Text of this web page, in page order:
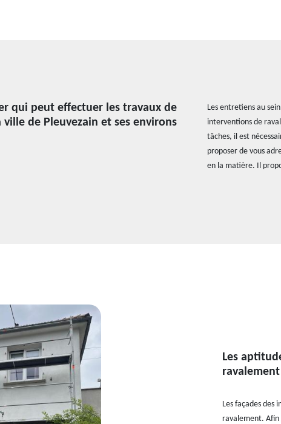
qui peut effectuer les travaux de
de Pleuvezain et ses environs
Les entretiens au
interventions de
tâches, il est
proposer de vous
en la matière. Il
Les
Les façades
ravalement. Afin